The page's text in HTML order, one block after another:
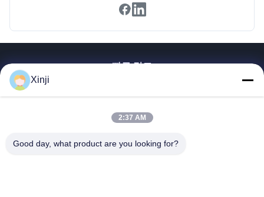
빠른 링크
우리에 대해
Xinji
2:37 AM
Good day, what product are you looking for?